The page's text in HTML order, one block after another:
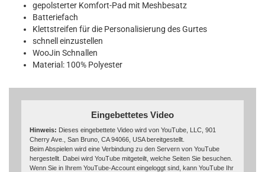
gepolsterter Komfort-Pad mit Meshbesatz
Batteriefach
Klettstreifen für die Personalisierung des Gurtes
schnell einzustellen
WooJin Schnallen
Material: 100% Polyester
Eingebettetes Video
Hinweis: Dieses eingebettete Video wird von YouTube, LLC, 901
Cherry Ave., San Bruno, CA 94066, USA bereitgestellt.
Beim Abspielen wird eine Verbindung zu den Servern von YouTube
hergestellt. Dabei wird YouTube mitgeteilt, welche Seiten Sie besuchen.
Wenn Sie in Ihrem YouTube-Account eingeloggt sind, kann YouTube Ihr